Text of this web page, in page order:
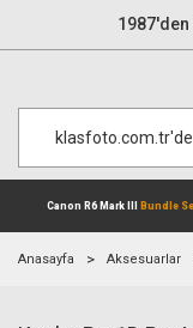
Anasayfa Aksesuarlar